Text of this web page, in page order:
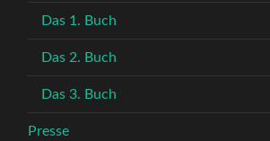
Das 1. Buch
Das 2. Buch
Das 3. Buch
Presse